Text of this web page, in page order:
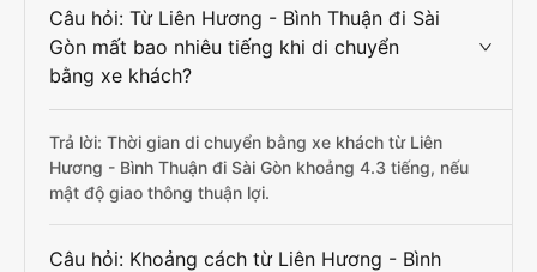
Câu hỏi: Từ Liên Hương - Bình Thuận đi Sài
Gòn mất bao nhiêu tiếng khi di chuyển
bằng xe khách?
Trả lời: Thời gian di chuyển bằng xe khách từ Liên
Hương - Bình Thuận đi Sài Gòn khoảng 4.3 tiếng, nếu
mật độ giao thông thuận lợi.
Câu hỏi: Khoảng cách từ Liên Hương - Bình